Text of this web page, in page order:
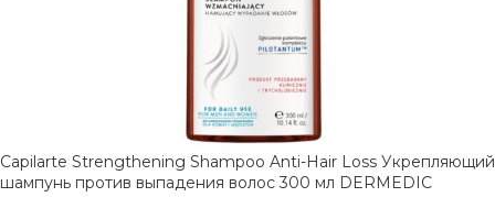
Capilarte Strengthening Shampoo Anti-Hair Loss Укрепляющий
шампунь против выпадения волос 300 мл DERMEDIC